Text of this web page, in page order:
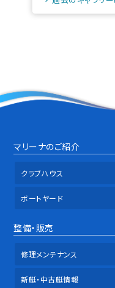
マリーナのご紹介
クラブハウス
ボートヤード
整備・販売
修理メンテナンス
新艇・中古艇情報